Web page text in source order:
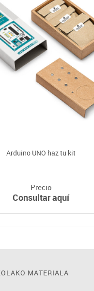
Arduino UNO haz tu kit
Precio
Consultar aquí
MATERIALA